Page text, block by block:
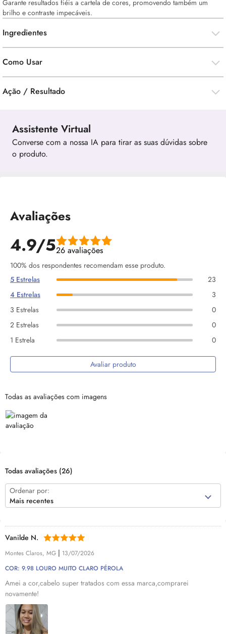
Garante resultados fiéis a cartela de cores, promovendo também um
brilho e contraste impecáveis.
Ingredientes
Como Usar
Ação / Resultado
Assistente Virtual
Converse com a nossa IA para tirar as suas dúvidas sobre
o produto.
Avaliações
4.9/526 avaliações
100% dos respondentes recomendam esse produto.
5 Estrelas
23
4 Estrelas
3
3 Estrelas
0
2 Estrelas
0
1 Estrela
0
Avaliar produto
Todas as avaliações com imagens
Todas avaliações (26)
Ordenar por:
Mais recentes
Vanilde N.
Montes Claros, MG | 13/07/2026
COR: 9.98 LOURO MUITO CLARO PÉROLA
Amei a cor,cabelo super tratados com essa marca,comprarei
novamente!